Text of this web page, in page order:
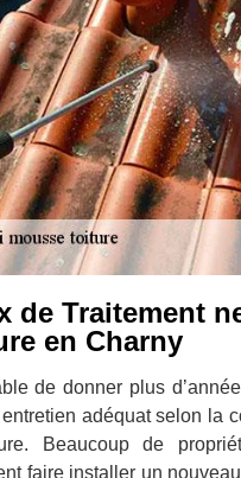
de Traitement
en Charny
de donner plus
adéquat selon la
Beaucoup de
faire installer un